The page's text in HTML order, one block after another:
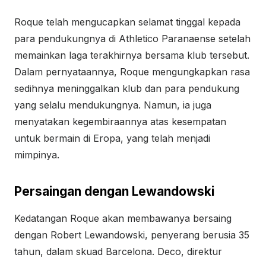
Roque telah mengucapkan selamat tinggal kepada
para pendukungnya di Athletico Paranaense setelah
memainkan laga terakhirnya bersama klub tersebut.
Dalam pernyataannya, Roque mengungkapkan rasa
sedihnya meninggalkan klub dan para pendukung
yang selalu mendukungnya. Namun, ia juga
menyatakan kegembiraannya atas kesempatan
untuk bermain di Eropa, yang telah menjadi
mimpinya.
Persaingan dengan Lewandowski
Kedatangan Roque akan membawanya bersaing
dengan Robert Lewandowski, penyerang berusia 35
tahun, dalam skuad Barcelona. Deco, direktur